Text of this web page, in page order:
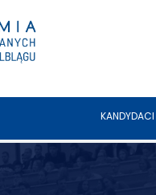
KANDYDACI